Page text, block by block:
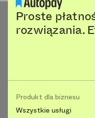
Proste
rozwiązania.
Produkt dla biznesu
Wszystkie usługi